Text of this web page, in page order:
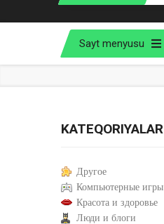
Sayt menyusu
KATEQORIYALAR
Другое
Компьютерные игры
Красота и здоровье
Люди и блоги